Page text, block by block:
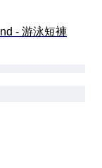
- 游泳短褲